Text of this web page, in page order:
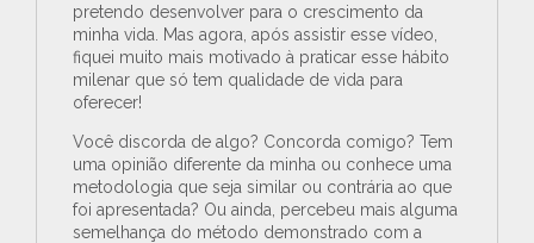
pretendo desenvolver para o crescimento da
minha vida. Mas agora, após assistir esse vídeo,
fiquei muito mais motivado à praticar esse hábito
milenar que só tem qualidade de vida para
oferecer!
Você discorda de algo? Concorda comigo? Tem
uma opinião diferente da minha ou conhece uma
metodologia que seja similar ou contrária ao que
foi apresentada? Ou ainda, percebeu mais alguma
semelhança do método demonstrado com a